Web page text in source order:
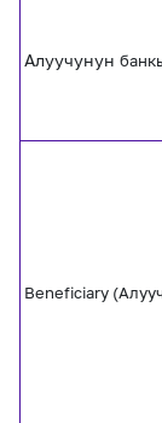
Алуучунун
Beneficiary